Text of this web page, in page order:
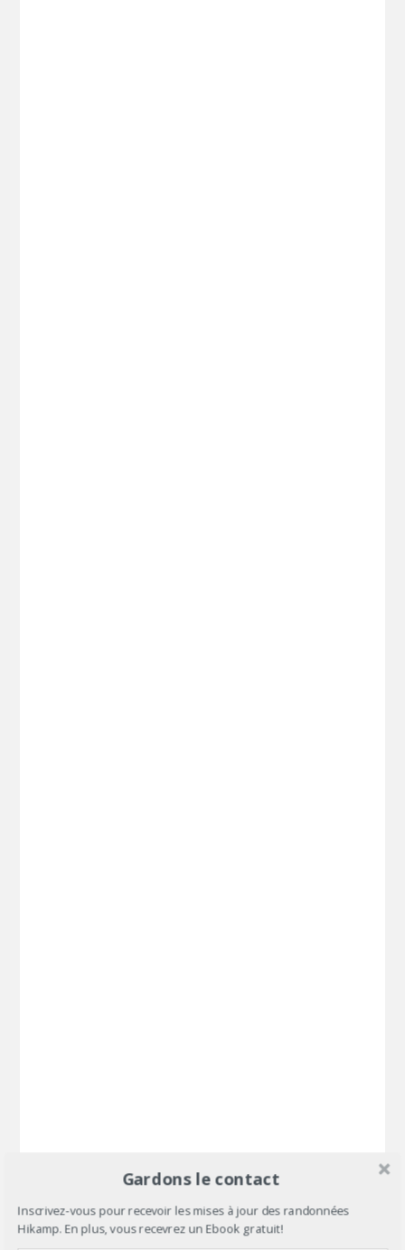
Gardons le contact
Inscrivez-vous pour recevoir les mises à jour des randonnées
Hikamp. En plus, vous recevrez un Ebook gratuit!